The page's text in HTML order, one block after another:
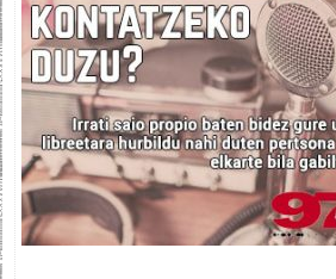
e
b
o
o
t
t
e
d